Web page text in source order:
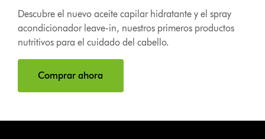
Descubre el nuevo aceite capilar hidratante y el spray
acondicionador leave-in, nuestros primeros productos
nutritivos para el cuidado del cabello.
Comprar ahora